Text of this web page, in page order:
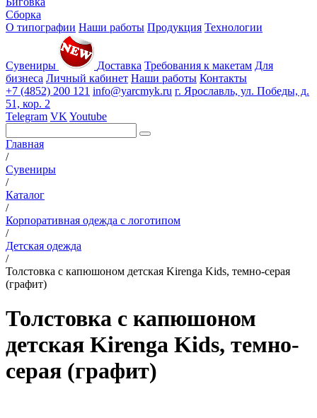
Сборка
О типографии Наши работы Продукция Технологии
Сувениры Доставка Требования к макетам Для
бизнеса Личный кабинет Наши работы Контакты
+7 (4852) 200 121 info@yarcmyk.ru г. Ярославль, ул. Победы, д.
51, кор. 2
Telegram VK Youtube
Главная
/
Сувениры
/
Каталог
/
Корпоративная одежда с логотипом
/
Детская одежда
/
Толстовка с капюшоном детская Kirenga Kids, темно-серая
(графит)
Толстовка с капюшоном
детская Kirenga Kids, темно-
серая (графит)